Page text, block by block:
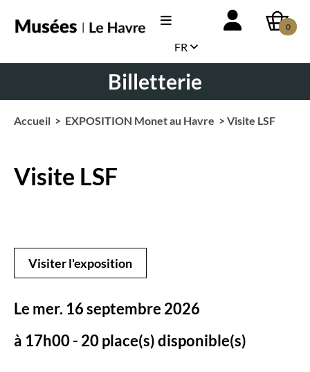
0
FR
Billetterie
Accueil > EXPOSITION Monet au Havre > Visite LSF
Visite LSF
Visiter l'exposition
Le mer. 16 septembre 2026
à 17h00 - 20 place(s) disponible(s)